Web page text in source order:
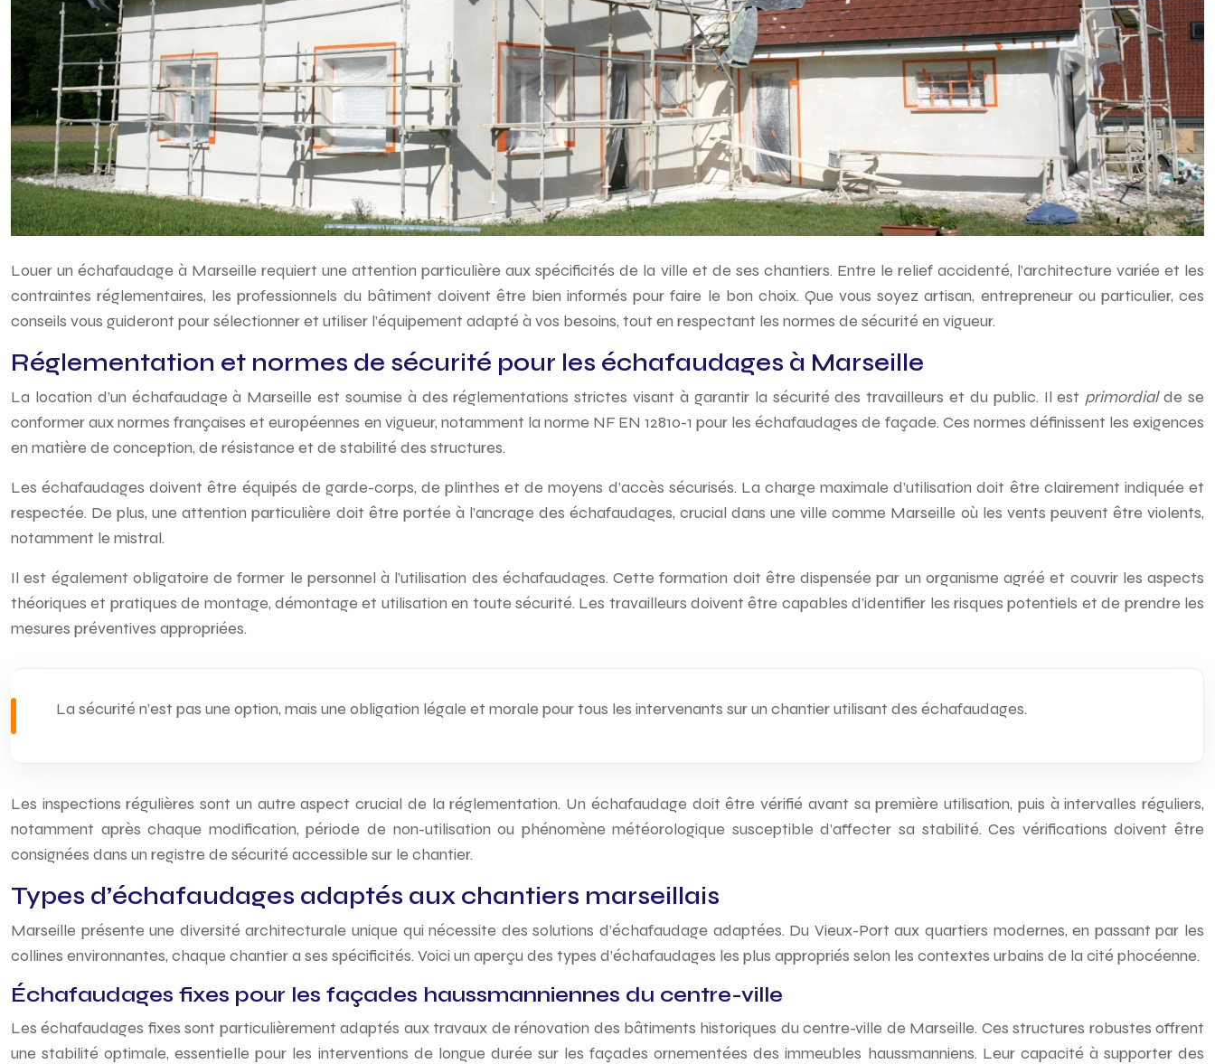
Louer un échafaudage à Marseille requiert une attention particulière aux spécificités de la ville et de ses chantiers. Entre le relief accidenté, l’architecture variée et les
contraintes réglementaires, les professionnels du bâtiment doivent être bien informés pour faire le bon choix. Que vous soyez artisan, entrepreneur ou particulier, ces
conseils vous guideront pour sélectionner et utiliser l’équipement adapté à vos besoins, tout en respectant les normes de sécurité en vigueur.
Réglementation et normes de sécurité pour les échafaudages à Marseille
La location d’un échafaudage à Marseille est soumise à des réglementations strictes visant à garantir la sécurité des travailleurs et du public. Il est primordialde se
conformer aux normes françaises et européennes en vigueur, notamment la norme NF EN 12810-1 pour les échafaudages de façade. Ces normes définissent les exigences
en matière de conception, de résistance et de stabilité des structures.
Les échafaudages doivent être équipés de garde-corps, de plinthes et de moyens d’accès sécurisés. La charge maximale d’utilisation doit être clairement indiquée et
respectée. De plus, une attention particulière doit être portée à l’ancrage des échafaudages, crucial dans une ville comme Marseille où les vents peuvent être violents,
notamment le mistral.
Il est également obligatoire de former le personnel à l’utilisation des échafaudages. Cette formation doit être dispensée par un organisme agréé et couvrir les aspects
théoriques et pratiques de montage, démontage et utilisation en toute sécurité. Les travailleurs doivent être capables d’identifier les risques potentiels et de prendre les
mesures préventives appropriées.
La sécurité n’est pas une option, mais une obligation légale et morale pour tous les intervenants sur un chantier utilisant des échafaudages.
Les inspections régulières sont un autre aspect crucial de la réglementation. Un échafaudage doit être vérifié avant sa première utilisation, puis à intervalles réguliers,
notamment après chaque modification, période de non-utilisation ou phénomène météorologique susceptible d’affecter sa stabilité. Ces vérifications doivent être
consignées dans un registre de sécurité accessible sur le chantier.
Types d’échafaudages adaptés aux chantiers marseillais
Marseille présente une diversité architecturale unique qui nécessite des solutions d’échafaudage adaptées. Du Vieux-Port aux quartiers modernes, en passant par les
collines environnantes, chaque chantier a ses spécificités. Voici un aperçu des types d’échafaudages les plus appropriés selon les contextes urbains de la cité phocéenne.
Échafaudages fixes pour les façades haussmanniennes du centre-ville
Les échafaudages fixes sont particulièrement adaptés aux travaux de rénovation des bâtiments historiques du centre-ville de Marseille. Ces structures robustes offrent
une stabilité optimale, essentielle pour les interventions de longue durée sur les façades ornementées des immeubles haussmanniens. Leur capacité à supporter des